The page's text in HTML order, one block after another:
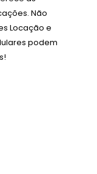
Não
Locação e
podem